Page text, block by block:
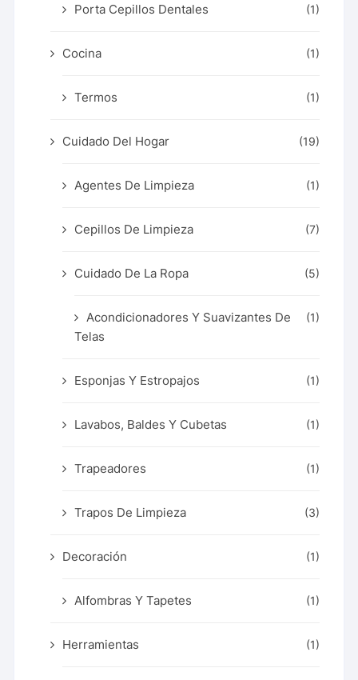
Porta Cepillos Dentales (1)
Cocina (1)
Termos (1)
Cuidado Del Hogar (19)
Agentes De Limpieza (1)
Cepillos De Limpieza (7)
Cuidado De La Ropa (5)
Acondicionadores Y Suavizantes De
Telas
(1)
Esponjas Y Estropajos (1)
Lavabos, Baldes Y Cubetas (1)
Trapeadores (1)
Trapos De Limpieza (3)
Decoración (1)
Alfombras Y Tapetes (1)
Herramientas (1)